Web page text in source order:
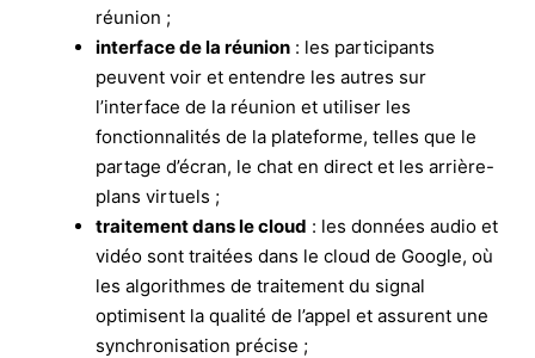
réunion ;
interface de la réunion : les participants
peuvent voir et entendre les autres sur
l’interface de la réunion et utiliser les
fonctionnalités de la plateforme, telles que le
partage d’écran, le chat en direct et les arrière-
plans virtuels ;
traitement dans le cloud : les données audio et
vidéo sont traitées dans le cloud de Google, où
les algorithmes de traitement du signal
optimisent la qualité de l’appel et assurent une
synchronisation précise ;